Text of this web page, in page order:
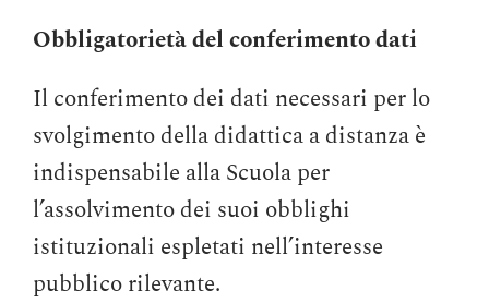
Obbligatorietà del conferimento dati
Il conferimento dei dati necessari per lo
svolgimento della didattica a distanza è
indispensabile alla Scuola per
l’assolvimento dei suoi obblighi
istituzionali espletati nell’interesse
pubblico rilevante.